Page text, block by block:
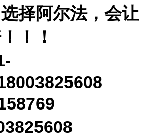
择阿尔法，会让
！！